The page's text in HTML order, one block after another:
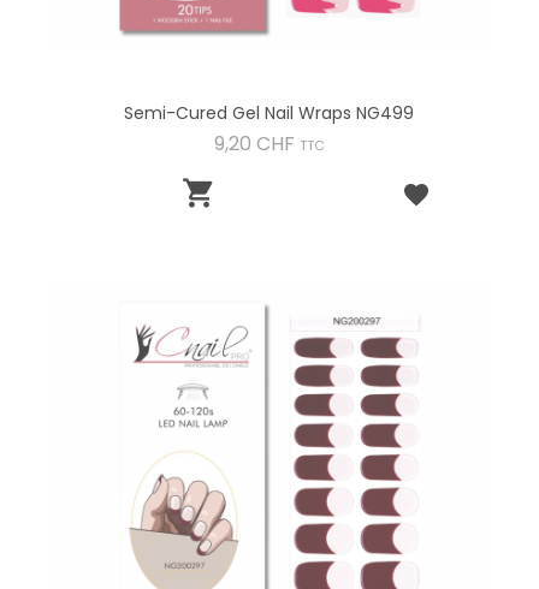
Semi-Cured Gel Nail Wraps NG499
9,20 CHF Preis
TTC
